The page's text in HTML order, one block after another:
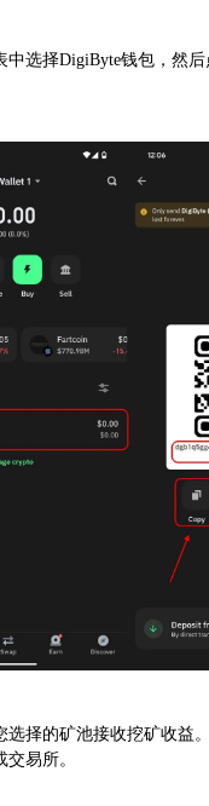
中选择DigiByte钱包，然后
选择的矿池接收挖矿收益
易所。